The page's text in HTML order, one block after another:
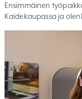
Ensimmäinen
Kaidekaupassa ja